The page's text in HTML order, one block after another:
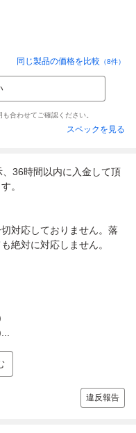
同じ製品の価格を比較 （8件）
合わせてご確認ください。
スペックを見る
36時間以内に入金して頂
。
対応しておりません。落
絶対に対応しません。
違反報告